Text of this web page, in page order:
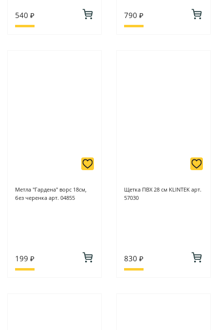
540 ₽ 790 ₽
Метла "Гардена" ворс 18см,
без черенка арт. 04855
199 ₽
Щетка ПВХ 28 см KLINTEK арт.
57030
830 ₽